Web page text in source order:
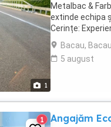
1
Metalbac &
extinde echipa
Cerințe:
de materiale
Bacau, Bacau
5 august
1 Angajăm